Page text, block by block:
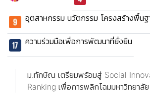
อุตสาหกรรม นวัตกรรม โครงสร้างพื้นฐ
ความร่วมมือเพื่อการพัฒนาที่ยั่งยืน
ม.ทักษิณ เตรียมพร้อมสู่ Social
Ranking เพื่อการพลิกโฉมมหาวิทยาลัย